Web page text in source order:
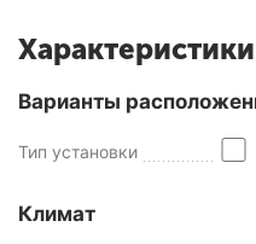
Характеристики
Варианты
Тип установки
Климат